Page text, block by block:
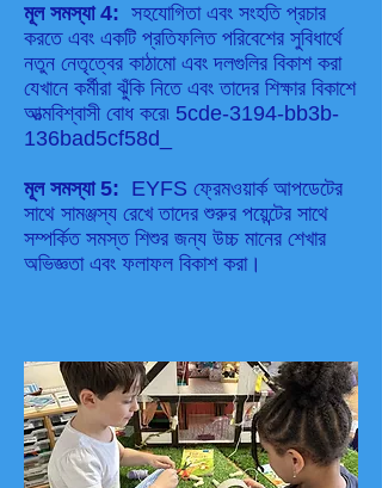
মূল সমস্যা 4: সহযোগিতা এবং সংহতি প্রচার
করতে এবং একটি প্রতিফলিত পরিবেশের সুবিধার্থে
নতুন নেতৃত্বের কাঠামো এবং দলগুলির বিকাশ করা
যেখানে কর্মীরা ঝুঁকি নিতে এবং তাদের শিক্ষার বিকাশে
আত্মবিশ্বাসী বোধ করে৷ 5cde-3194-bb3b-
136bad5cf58d_
মূল সমস্যা 5: EYFS ফ্রেমওয়ার্ক আপডেটের
সাথে সামঞ্জস্য রেখে তাদের শুরুর পয়েন্টের সাথে
সম্পর্কিত সমস্ত শিশুর জন্য উচ্চ মানের শেখার
অভিজ্ঞতা এবং ফলাফল বিকাশ করা।